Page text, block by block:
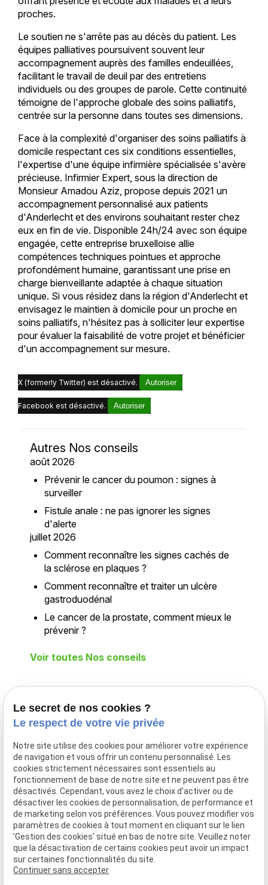
proches.
Le soutien ne s'arrête pas au décès du patient. Les
équipes palliatives poursuivent souvent leur
accompagnement auprès des familles endeuillées,
facilitant le travail de deuil par des entretiens
individuels ou des groupes de parole. Cette continuité
témoigne de l'approche globale des soins palliatifs,
centrée sur la personne dans toutes ses dimensions.
Face à la complexité d'organiser des soins palliatifs à
domicile respectant ces six conditions essentielles,
l'expertise d'une équipe infirmière spécialisée s'avère
précieuse. Infirmier Expert, sous la direction de
Monsieur Amadou Aziz, propose depuis 2021 un
accompagnement personnalisé aux patients
d'Anderlecht et des environs souhaitant rester chez
eux en fin de vie. Disponible 24h/24 avec son équipe
engagée, cette entreprise bruxelloise allie
compétences techniques pointues et approche
profondément humaine, garantissant une prise en
charge bienveillante adaptée à chaque situation
unique. Si vous résidez dans la région d'Anderlecht et
envisagez le maintien à domicile pour un proche en
soins palliatifs, n'hésitez pas à solliciter leur expertise
pour évaluer la faisabilité de votre projet et bénéficier
d'un accompagnement sur mesure.
X (formerly Twitter) est désactivé. Autoriser
Facebook est désactivé. Autoriser
Autres Nos conseils
août 2026
Prévenir le cancer du poumon : signes à
surveiller
Fistule anale : ne pas ignorer les signes
d'alerte
juillet 2026
Comment reconnaître les signes cachés de
la sclérose en plaques ?
Comment reconnaître et traiter un ulcère
gastroduodénal
Le cancer de la prostate, comment mieux le
prévenir ?
Voir toutes Nos conseils
Infirmier
Expert, soins
et bien-être au
cœur de votre
domicile
Téléphone
02 775 26 25
DILBEEK
Horaires
24h/24 - 7j/7
Le secret de nos cookies ?
Le respect de votre vie privée
Notre site utilise des cookies pour améliorer votre expérience
de navigation et vous offrir un contenu personnalisé. Les
cookies strictement nécessaires sont essentiels au
fonctionnement de base de notre site et ne peuvent pas être
désactivés. Cependant, vous avez le choix d'activer ou de
désactiver les cookies de personnalisation, de performance et
de marketing selon vos préférences. Vous pouvez modifier vos
paramètres de cookies à tout moment en cliquant sur le lien
'Gestion des cookies' situé en bas de notre site. Veuillez noter
que la désactivation de certains cookies peut avoir un impact
sur certaines fonctionnalités du site.
Continuer sans accepter